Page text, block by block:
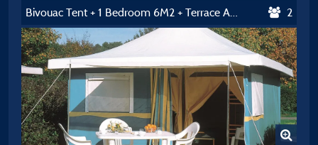
Bivouac Tent + 1 Bedroom 6M2 + Terrace And Fridge 2